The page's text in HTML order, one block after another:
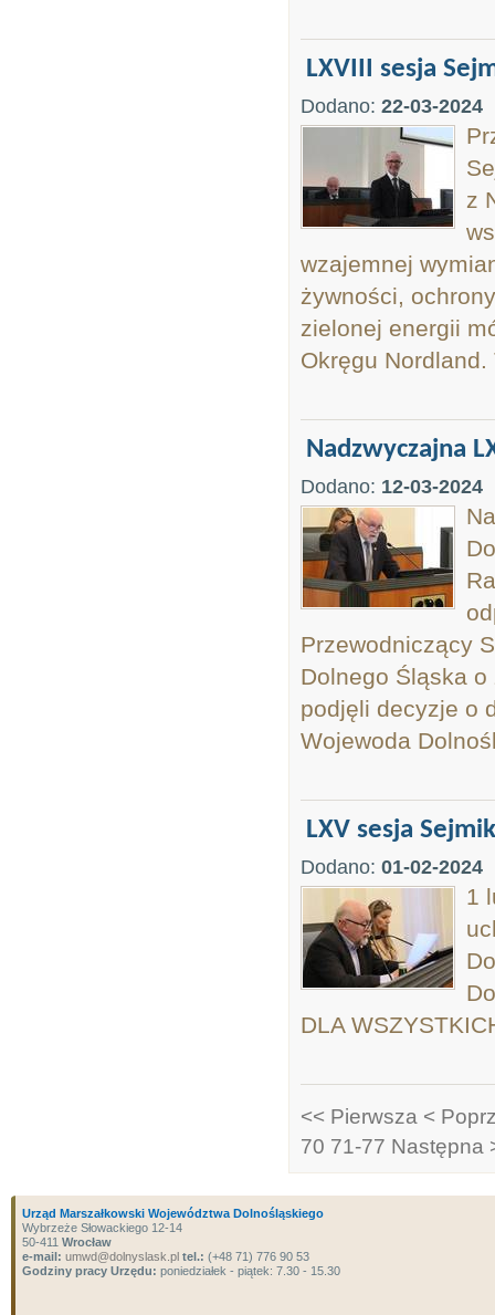
LXVIII sesja
Dodano: 22-03-2024
z
wzajemnej
żywności,
zielonej energii
Okręgu
Nadzwyczajna
Dodano: 12-03-2024
Przewodniczący
Dolnego Śląska
podjęli decyzje o
Wojewoda
LXV sesja
Dodano: 01-02-2024
1
DLA
<< Pierwsza <
70 71-77 Następna
Urząd Marszałkowski Województwa Dolnośląskiego
Wybrzeże Słowackiego 12-14
50-411 Wrocław
e-mail: umwd@dolnyslask.pl tel.: (+48 71) 776 90 53
Godziny pracy Urzędu: poniedziałek - piątek: 7.30 - 15.30